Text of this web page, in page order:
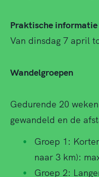
Praktische informatie
Van dinsdag 7 april
Wandelgroepen
Gedurende 20
gewandeld en de
Groep 1:
naar 3 km):
Groep 2: